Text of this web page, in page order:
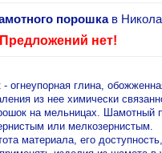
порошкав
Предложений нет!
огнеупорная глина,
из нее химически
на мельницах. Шамотный
или мелкозернистым.
материала, его